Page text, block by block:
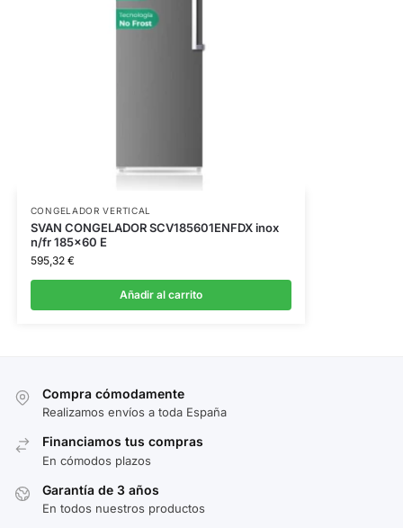
CONGELADOR VERTICAL
SVAN CONGELADOR SCV185601ENFDX inox
n/fr 185×60 E
595,32 €
Añadir al carrito
Compra cómodamente
Realizamos envíos a toda España
Financiamos tus compras
En cómodos plazos
Garantía de 3 años
En todos nuestros productos